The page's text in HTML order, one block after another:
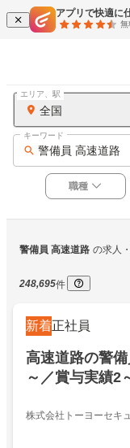
アプリで快適に
無
全国
エリア、駅
警備員 高速道路
キーワード
職種
警備員 高速道路 の求人
248,695件
新着正社員
高速道路の警
～／賞与実績2
株式会社トーヨーセキ